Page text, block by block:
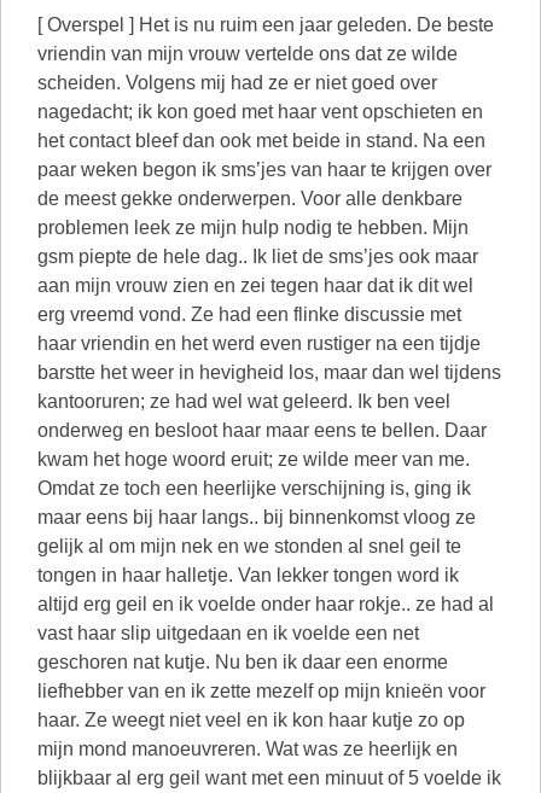
[ Overspel ] Het is nu ruim een jaar geleden. De beste
vriendin van mijn vrouw vertelde ons dat ze wilde
scheiden. Volgens mij had ze er niet goed over
nagedacht; ik kon goed met haar vent opschieten en
het contact bleef dan ook met beide in stand. Na een
paar weken begon ik sms’jes van haar te krijgen over
de meest gekke onderwerpen. Voor alle denkbare
problemen leek ze mijn hulp nodig te hebben. Mijn
gsm piepte de hele dag.. Ik liet de sms’jes ook maar
aan mijn vrouw zien en zei tegen haar dat ik dit wel
erg vreemd vond. Ze had een flinke discussie met
haar vriendin en het werd even rustiger na een tijdje
barstte het weer in hevigheid los, maar dan wel tijdens
kantooruren; ze had wel wat geleerd. Ik ben veel
onderweg en besloot haar maar eens te bellen. Daar
kwam het hoge woord eruit; ze wilde meer van me.
Omdat ze toch een heerlijke verschijning is, ging ik
maar eens bij haar langs.. bij binnenkomst vloog ze
gelijk al om mijn nek en we stonden al snel geil te
tongen in haar halletje. Van lekker tongen word ik
altijd erg geil en ik voelde onder haar rokje.. ze had al
vast haar slip uitgedaan en ik voelde een net
geschoren nat kutje. Nu ben ik daar een enorme
liefhebber van en ik zette mezelf op mijn knieën voor
haar. Ze weegt niet veel en ik kon haar kutje zo op
mijn mond manoeuvreren. Wat was ze heerlijk en
blijkbaar al erg geil want met een minuut of 5 voelde ik